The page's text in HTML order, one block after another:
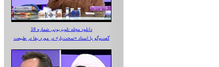
دانلود مجله تلویزیونی شماره 18
گفت‌وگو با استاد «سخت‌باز» در مورد بقا در طبیعت